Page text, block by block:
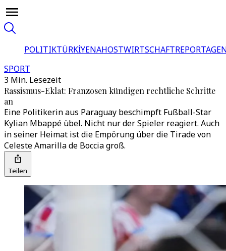
POLITIKTÜRKİYENAHOSTWIRTSCHAFT
SPORT
3 Min. Lesezeit
Rassismus-Eklat: Franzosen kündigen rechtliche Schritte
an
Eine Politikerin aus Paraguay beschimpft Fußball-Star
Kylian Mbappé übel. Nicht nur der Spieler reagiert. Auch
in seiner Heimat ist die Empörung über die Tirade von
Celeste Amarilla de Boccia groß.
Teilen